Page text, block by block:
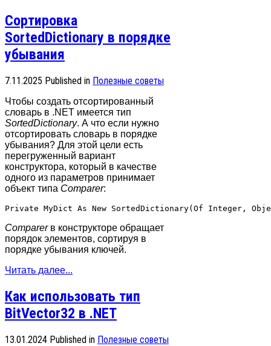
Сортировка
SortedDictionary в порядке
убывания
7.11.2025 Published in Полезные советы
Чтобы создать отсортированный
словарь в .NET имеется тип
SortedDictionary. А что если нужно
отсортировать словарь в порядке
убывания? Для этой цели есть
перегруженный вариант
конструктора, который в качестве
одного из параметров принимает
объект типа Comparer:
Comparerв конструкторе обращает
порядок элементов, сортируя в
порядке убывания ключей.
Читать далее...
Как использовать тип
BitVector32 в .NET
13.01.2024 Published in Полезные советы